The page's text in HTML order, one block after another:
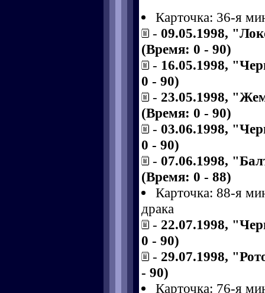
Карточка: 36-я
- 09.05.1998,
(Время: 0 - 90)
- 16.05.1998,
0 - 90)
- 23.05.1998,
(Время: 0 - 90)
- 03.06.1998,
0 - 90)
- 07.06.1998,
(Время: 0 - 88)
Карточка: 88-я
драка
- 22.07.1998,
0 - 90)
- 29.07.1998,
- 90)
Карточка: 76-я